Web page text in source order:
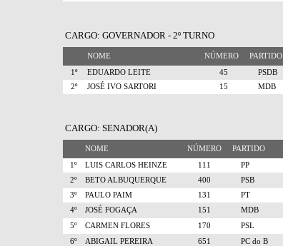
CARGO: GOVERNADOR - 2º TURNO
NOME NÚMERO PARTIDO
1º EDUARDO LEITE 45 PSDB
2º
JOSÉ IVO SARTORI 15 MDB
CARGO: SENADOR(A)
NOME NÚMERO PARTIDO
1º LUIS CARLOS HEINZE 111 PP
2º
BETO ALBUQUERQUE 400 PSB
3º
PAULO PAIM 131 PT
4º
JOSÉ FOGAÇA 151 MDB
5º
CARMEN FLORES 170 PSL
6º
ABIGAIL PEREIRA 651 PC do B